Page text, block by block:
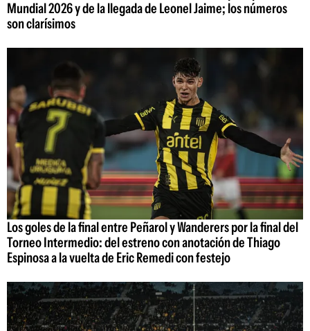
Mundial 2026 y de la llegada de Leonel Jaime; los números
son clarísimos
Los goles de la final entre Peñarol y Wanderers por la final del
Torneo Intermedio: del estreno con anotación de Thiago
Espinosa a la vuelta de Eric Remedi con festejo